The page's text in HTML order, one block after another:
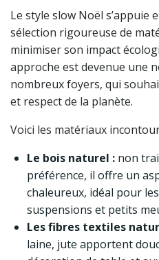
Le style slow Noël s’appuie
sélection rigoureuse de
minimiser son impact
approche est devenue une
nombreux foyers, qui
et respect de la planète.
Voici les matériaux
Le bois naturel : non
préférence, il offre un
chaleureux, idéal pour
suspensions et petits
Les fibres textiles
laine, jute apportent